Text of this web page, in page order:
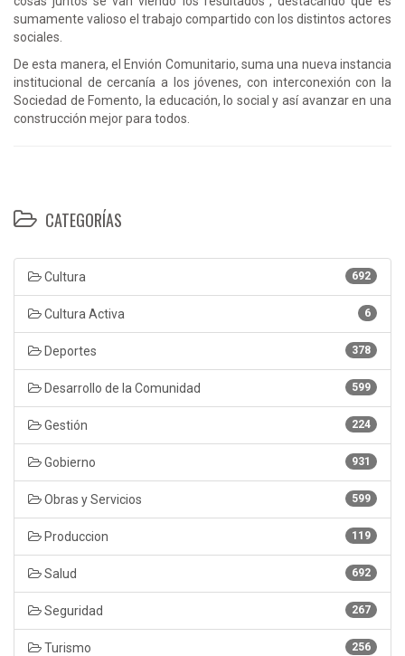
sumamente valioso el trabajo compartido con los distintos actores
sociales.
De esta manera, el Envión Comunitario, suma una nueva instancia
institucional de cercanía a los jóvenes, con interconexión con la
Sociedad de Fomento, la educación, lo social y así avanzar en una
construcción mejor para todos.
CATEGORÍAS
692
Cultura
6
Cultura Activa
378
Deportes
599
Desarrollo de la Comunidad
224
Gestión
931
Gobierno
599
Obras y Servicios
119
Produccion
692
Salud
267
Seguridad
256
Turismo